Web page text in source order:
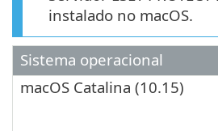
instalado no macOS.
Sistema operacional
macOS Catalina (10.15)